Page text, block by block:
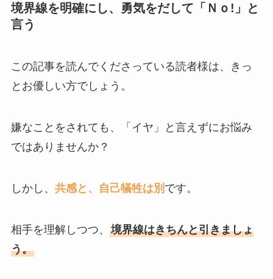
境界線を明確にし、勇気をだして「Ｎｏ!」と
言う
この記事を読んでくださっている読者様は、きっ
とお優しい方でしょう。
嫌なことをされても、「イヤ」と言えずにお悩み
ではありませんか？
しかし、 共感と、自己犠牲は別 です。
相手を理解しつつ、 境界線はきちんと引きましょ
う。